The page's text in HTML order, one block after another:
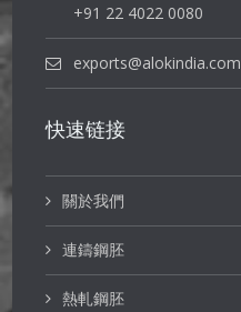
+91 22 4022 0080
exports@alokindia.com
快速链接
關於我們
連鑄鋼胚
熱軋鋼胚